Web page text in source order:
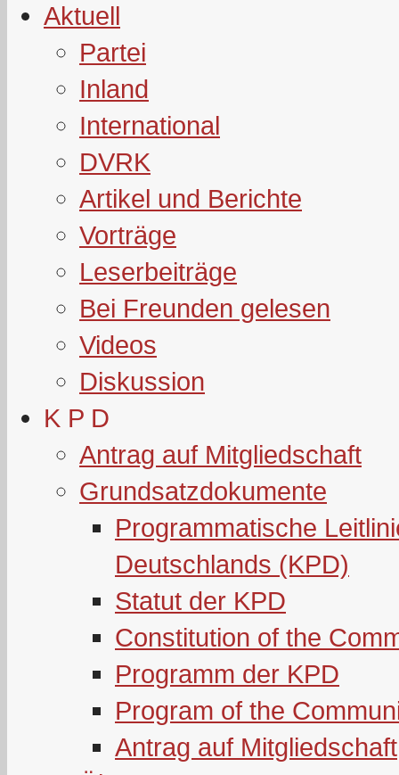
Aktuell
Partei
Inland
International
DVRK
Artikel und Berichte
Vorträge
Leserbeiträge
Bei Freunden gelesen
Videos
Diskussion
K P D
Antrag auf Mitgliedschaft
Grundsatzdokumente
Programmatische
Deutschlands (KPD)
Statut der KPD
Constitution of the
Programm der KPD
Program of the
Antrag auf Mitgliedschaft